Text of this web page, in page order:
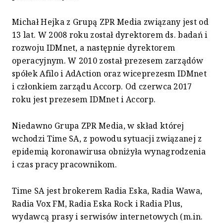
Michał Hejka z Grupą ZPR Media związany jest od
13 lat. W 2008 roku został dyrektorem ds. badań i
rozwoju IDMnet, a następnie dyrektorem
operacyjnym. W 2010 został prezesem zarządów
spółek Afilo i AdAction oraz wiceprezesm IDMnet
i członkiem zarządu Accorp. Od czerwca 2017
roku jest prezesem IDMnet i Accorp.
Niedawno Grupa ZPR Media, w skład której
wchodzi Time SA, z powodu sytuacji związanej z
epidemią koronawirusa obniżyła wynagrodzenia
i czas pracy pracownikom.
Time SA jest brokerem Radia Eska, Radia Wawa,
Radia Vox FM, Radia Eska Rock i Radia Plus,
wydawcą prasy i serwisów internetowych (m.in.